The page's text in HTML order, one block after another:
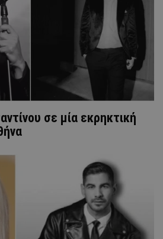
σε μία εκρηκτική